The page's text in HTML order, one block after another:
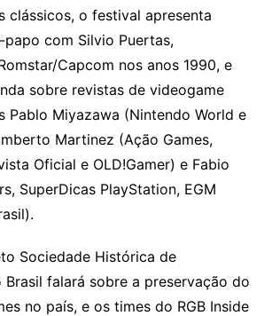
clássicos, o festival apresenta
com Silvio Puertas,
Capcom nos anos 1990, e
sobre revistas de videogame
Pablo Miyazawa (Nintendo World e
Martinez (Ação Games,
Oficial e OLD!Gamer) e Fabio
SuperDicas PlayStation, EGM
Sociedade Histórica de
Brasil falará sobre a preservação do
no país, e os times do RGB Inside